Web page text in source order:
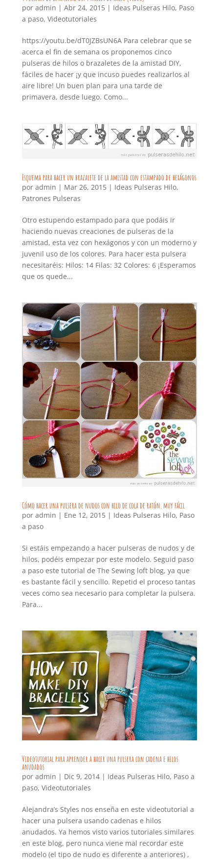
por admin | Abr 24, 2015| Ideas Pulseras Hilo, Paso
a paso, Videotutoriales
https://youtu.be/dT0JZBsUN6A Para celebrar que se
acerca el fin de semana os proponemos cinco
pulseras de hilos o brazaletes de la amistad DIY,
fáciles de hacer ¡y que incuso puedes realizarlos al
aire libre! Un buen plan para una tarde de
primavera, desde luego. Como...
Esquema para hacer un brazalete de la amistad con estampado de hexágonos
por admin | Mar 26, 2015| Ideas Pulseras Hilo,
Patrones Pulseras
Otro estupendo estampado para que podáis ir
haciendo nuevas creaciones de pulseras de la
amistad, esta vez con hexágonos y con un moderno y
juvenil uso de los colores. Para hacer esta pulsera
necesitaréis: Hilos: 14 Filas: 32 Colores: 6 ¡Esperamos
que os quede...
Cómo hacer una pulsera de nudos con hilo de cola de ratón, muy fácil
por admin | Ene 12, 2015| Ideas Pulseras Hilo, Paso
a paso
Si estáis empezando a hacer pulseras de nudos y de
hilos, podéis empezar por este modelo. Seguid paso
a paso este tutorial de The Sewing loft blog, ya que
es bastante fácil y sencillo. Repetid el proceso tantas
veces como sea necesario para completar la pulsera.
Para...
Videotutorial para aprender a hacer una pulsera con cadena e hilos
anudados
por admin | Dic 9, 2014| Ideas Pulseras Hilo, Paso a
paso, Videotutoriales
Alejandra’s Styles nos enseña en este videotutorial a
hacer una pulsera usando cadenas e hilos
anudados. Ya hemos visto varios tutoriales similares
en este blog, pero nunca viene mal recordar este
modelo (el tipo de nudo es diferente a anteriores) ,